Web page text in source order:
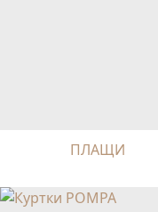
ПЛАЩИ